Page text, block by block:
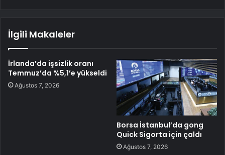
İlgili Makaleler
İrlanda’da işsizlik oranı
Temmuz’da %5,1’e yükseldi
Ağustos 7, 2026
Borsa İstanbul’da gong
Quick Sigorta için çaldı
Ağustos 7, 2026